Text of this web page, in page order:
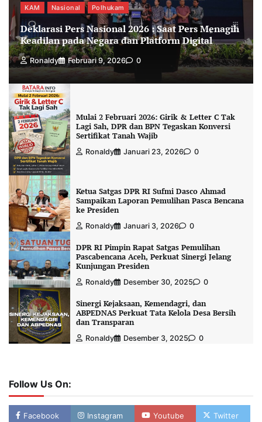
KAM Nasional Polhukam
Deklarasi Pers Nasional 2026 : Saat Pers Menagih
Keadilan pada Negara dan Platform Digital
Ronaldy Februari 9, 2026 0
Mulai 2 Februari 2026: Girik & Letter C Tak
Lagi Sah, DPR dan BPN Tegaskan Konversi
Sertifikat Tanah Wajib
Ronaldy Januari 23, 2026 0
Ketua Satgas DPR RI Sufmi Dasco Ahmad
Sampaikan Laporan Pemulihan Pasca Bencana
ke Presiden
Ronaldy Januari 3, 2026 0
DPR RI Pimpin Rapat Satgas Pemulihan
Pascabencana Aceh, Perkuat Sinergi Jelang
Kunjungan Presiden
Ronaldy Desember 30, 2025 0
Sinergi Kejaksaan, Kemendagri, dan
ABPEDNAS Perkuat Tata Kelola Desa Bersih
dan Transparan
Ronaldy Desember 3, 2025 0
Follow Us On:
Facebook Instagram Youtube Twitter